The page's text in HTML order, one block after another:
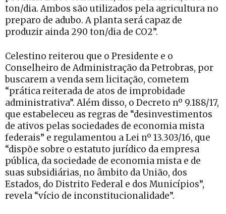
ton/dia. Ambos são utilizados pela agricultura no
preparo de adubo. A planta será capaz de
produzir ainda 290 ton/dia de CO2”.
Celestino reiterou que o Presidente e o
Conselheiro de Administração da Petrobras, por
buscarem a venda sem licitação, cometem
“prática reiterada de atos de improbidade
administrativa”. Além disso, o Decreto nº 9.188/17,
que estabeleceu as regras de “desinvestimentos
de ativos pelas sociedades de economia mista
federais” e regulamentou a Lei nº 13.303/16, que
“dispõe sobre o estatuto jurídico da empresa
pública, da sociedade de economia mista e de
suas subsidiárias, no âmbito da União, dos
Estados, do Distrito Federal e dos Municípios”,
revela “vício de inconstitucionalidade”.